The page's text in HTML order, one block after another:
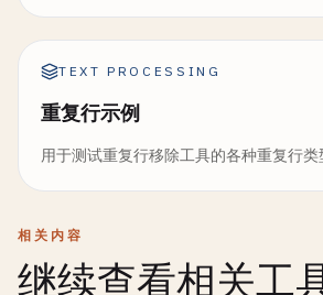
TEXT PROCESSING
重复行示例
用于测试重复行移除工具的各种重复行
相关内容
继续查看相关工